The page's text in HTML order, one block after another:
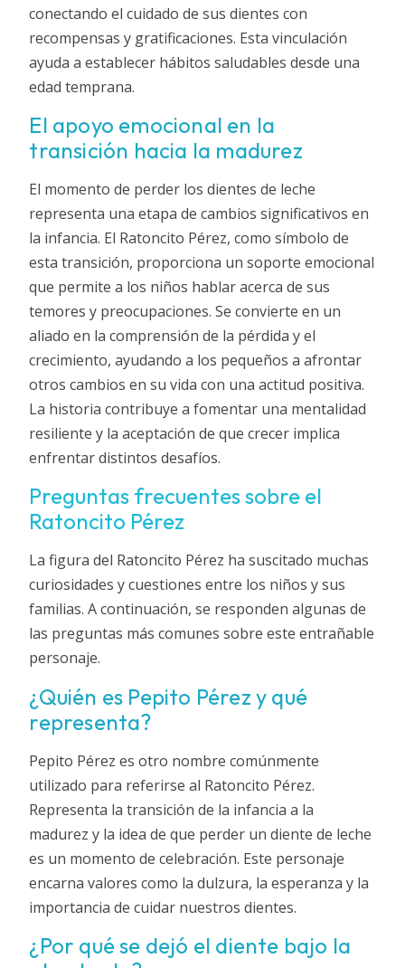
conectando el cuidado de sus dientes con
recompensas y gratificaciones. Esta vinculación
ayuda a establecer hábitos saludables desde una
edad temprana.
El apoyo emocional en la
transición hacia la madurez
El momento de perder los dientes de leche
representa una etapa de cambios significativos en
la infancia. El Ratoncito Pérez, como símbolo de
esta transición, proporciona un soporte emocional
que permite a los niños hablar acerca de sus
temores y preocupaciones. Se convierte en un
aliado en la comprensión de la pérdida y el
crecimiento, ayudando a los pequeños a afrontar
otros cambios en su vida con una actitud positiva.
La historia contribuye a fomentar una mentalidad
resiliente y la aceptación de que crecer implica
enfrentar distintos desafíos.
Preguntas frecuentes sobre el
Ratoncito Pérez
La figura del Ratoncito Pérez ha suscitado muchas
curiosidades y cuestiones entre los niños y sus
familias. A continuación, se responden algunas de
las preguntas más comunes sobre este entrañable
personaje.
¿Quién es Pepito Pérez y qué
representa?
Pepito Pérez es otro nombre comúnmente
utilizado para referirse al Ratoncito Pérez.
Representa la transición de la infancia a la
madurez y la idea de que perder un diente de leche
es un momento de celebración. Este personaje
encarna valores como la dulzura, la esperanza y la
importancia de cuidar nuestros dientes.
¿Por qué se dejó el diente bajo la